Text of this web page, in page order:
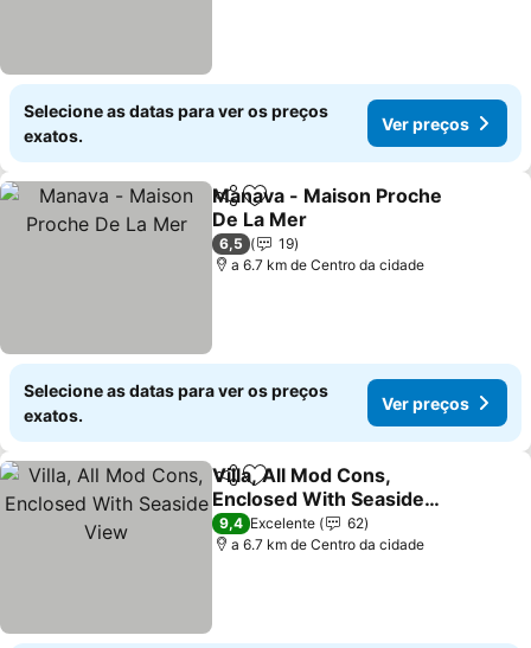
Selecione as datas para ver os preços
exatos.
Ver preços
PartilharAdicionar aos favoritos
Manava - Maison Proche
De La Mer
6,5
19
a 6.7 km de Centro da cidade
Selecione as datas para ver os preços
exatos.
Ver preços
PartilharAdicionar aos favoritos
Villa, All Mod Cons,
Enclosed With Seaside
View
9,4 Excelente
62
a 6.7 km de Centro da cidade